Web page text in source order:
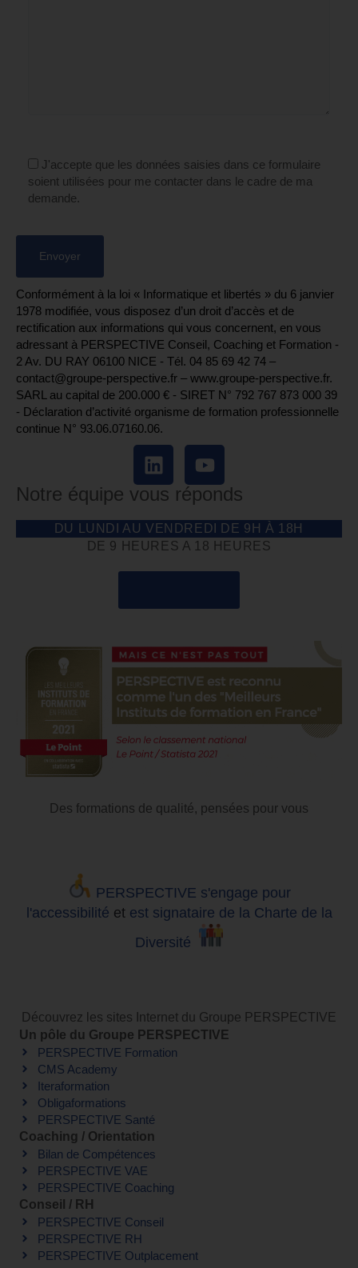
J'accepte que les données saisies dans ce formulaire
soient utilisées pour me contacter dans le cadre de ma
demande.
Conformément à la loi « Informatique et libertés » du 6 janvier
1978 modifiée, vous disposez d’un droit d’accès et de
rectification aux informations qui vous concernent, en vous
adressant à PERSPECTIVE Conseil, Coaching et Formation -
2 Av. DU RAY 06100 NICE - Tél. 04 85 69 42 74⁩ –
contact@groupe-perspective.fr – www.groupe-perspective.fr.
SARL au capital de 200.000 € - SIRET N° 792 767 873 000 39
- Déclaration d’activité organisme de formation professionnelle
continue N° 93.06.07160.06.
Notre équipe vous réponds
DU LUNDI AU VENDREDI DE 9H À 18H
DE 9 HEURES A 18 HEURES
Des formations de qualité, pensées pour vous
PERSPECTIVE s'engage pour
l'accessibilité et est signataire de la Charte de la
Diversité
Découvrez les sites Internet du Groupe PERSPECTIVE
Un pôle du Groupe PERSPECTIVE
PERSPECTIVE Formation
CMS Academy
Iteraformation
Obligaformations
PERSPECTIVE Santé
Coaching / Orientation
Bilan de Compétences
PERSPECTIVE VAE
PERSPECTIVE Coaching
Conseil / RH
PERSPECTIVE Conseil
PERSPECTIVE RH
PERSPECTIVE Outplacement